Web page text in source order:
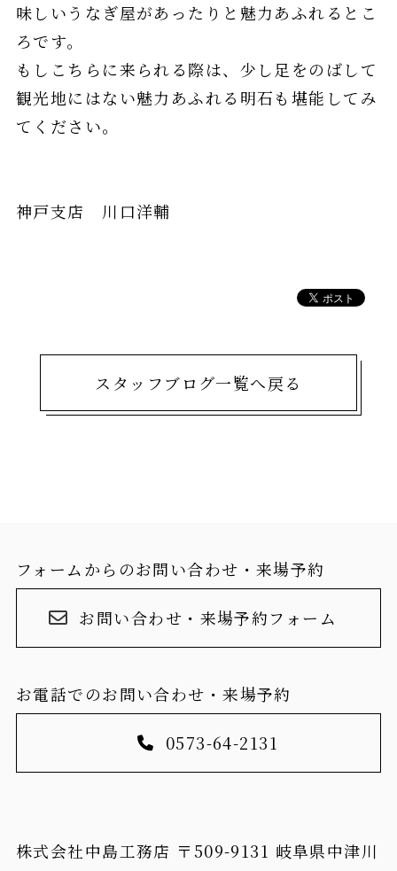
味しいうなぎ屋があったりと魅力あふれるとこ
ろです。
もしこちらに来られる際は、少し足をのばして
観光地にはない魅力あふれる明石も堪能してみ
てください。
神戸支店 川口洋輔
スタッフブログ一覧へ戻る
フォームからのお問い合わせ・来場予約
お問い合わせ・来場予約フォーム
お電話でのお問い合わせ・来場予約
0573-64-2131
株式会社中島工務店 〒509-9131 岐阜県中津川